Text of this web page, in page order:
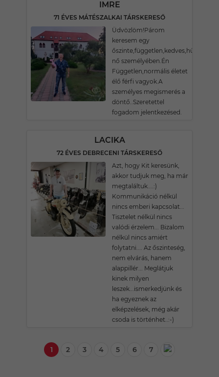
IMRE
71 ÉVES MÁTÉSZALKAI TÁRSKERESŐ
Üdvözlöm!Párom
keresem egy
nő személyében.Én
Független,normális életet
élő férfi vagyok.A
személyes megismerés a
döntő..Szeretettel
fogadom jelentkezésed.
LACIKA
72 ÉVES DEBRECENI TÁRSKERESŐ
Azt, hogy Kit keresünk,
akkor tudjuk meg, ha már
megtaláltuk....:)
Kommunikáció nélkül
nincs emberi kapcsolat...
Tisztelet nélkül nincs
valódi érzelem... Bizalom
nélkül nincs amiért
folytatni.... Az őszinteség,
nem elvárás, hanem
alappillér... Meglátjuk
kinek milyen
leszek...ismerkedjünk és
ha egyeznek az
elképzelések, még akár
csoda is történhet..:-)
1 2 3 4 5 6 7